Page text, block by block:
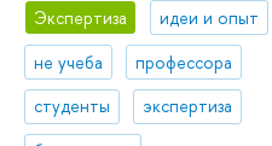
Экспертиза
идеи и опыт
не учеба
профессора
студенты
экспертиза